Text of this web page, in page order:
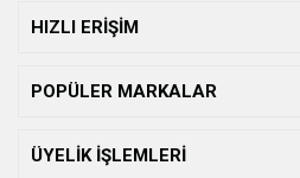
HIZLI ERİŞİM
POPÜLER MARKALAR
ÜYELİK İŞLEMLERİ